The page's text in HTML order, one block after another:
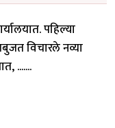
पहिल्या
विचारले नव्या
.......